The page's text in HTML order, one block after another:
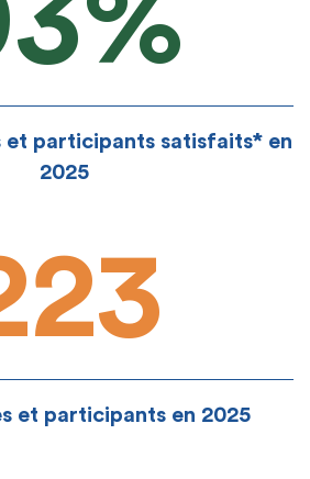
et participants satisfaits* en
2025
et participants en 2025